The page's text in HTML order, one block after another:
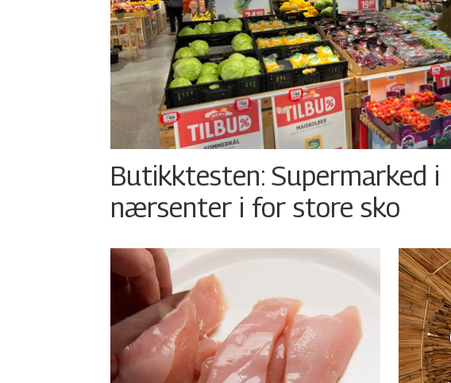
Butikktesten: Supermarked i
nærsenter i for store sko